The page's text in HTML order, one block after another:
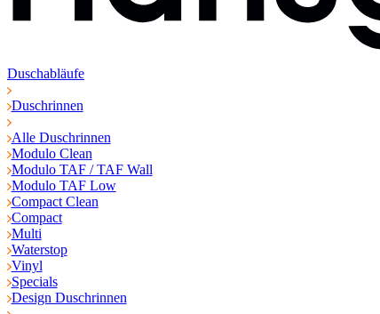
Duschabläufe
Duschrinnen
Alle Duschrinnen
Modulo Clean
Modulo TAF / TAF Wall
Modulo TAF Low
Compact Clean
Compact
Multi
Waterstop
Vinyl
Specials
Design Duschrinnen